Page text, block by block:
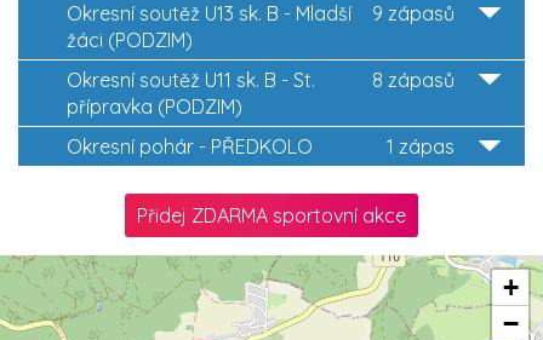
9 zápasů
Okresní soutěž U13 sk. B - Mladší
žáci (PODZIM)
8 zápasů
Okresní soutěž U11 sk. B - St.
přípravka (PODZIM)
1 zápas
Okresní pohár - PŘEDKOLO
Přidej ZDARMA sportovní akce
+
−